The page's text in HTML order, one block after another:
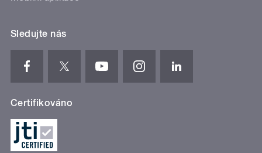
Sledujte nás
Certifikováno